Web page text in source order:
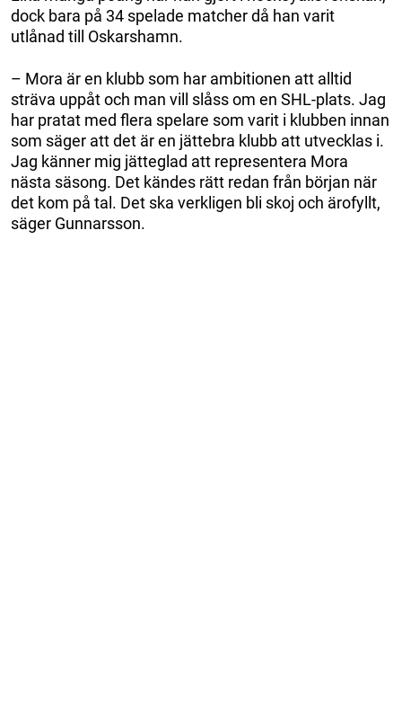
dock bara på 34 spelade matcher då han varit
utlånad till Oskarshamn.
– Mora är en klubb som har ambitionen att alltid
sträva uppåt och man vill slåss om en SHL-plats. Jag
har pratat med flera spelare som varit i klubben innan
som säger att det är en jättebra klubb att utvecklas i.
Jag känner mig jätteglad att representera Mora
nästa säsong. Det kändes rätt redan från början när
det kom på tal. Det ska verkligen bli skoj och ärofyllt,
säger Gunnarsson.